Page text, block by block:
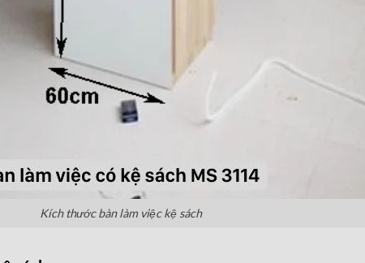
Kích thước bàn làm việc kệ sách